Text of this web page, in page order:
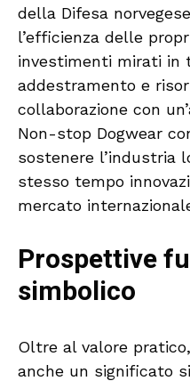
della Difesa
l’efficienza delle
investimenti mirati in
addestramento e
collaborazione con
Non-stop Dogwear
sostenere l’industria
stesso tempo
mercato
Prospettive
simbolico
Oltre al valore
anche un significato